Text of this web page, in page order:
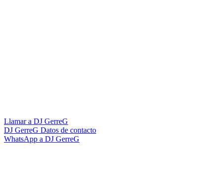
Llamar a DJ GerreG
DJ GerreG Datos de contacto
WhatsApp a DJ GerreG